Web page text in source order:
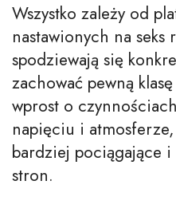
Wszystko zależy od
nastawionych na
spodziewają się
zachować pewną
wprost o
napięciu i
bardziej pociągające
stron.